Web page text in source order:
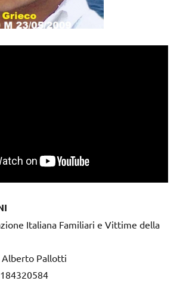
Italiana Familiari e Vittime della
Alberto Pallotti